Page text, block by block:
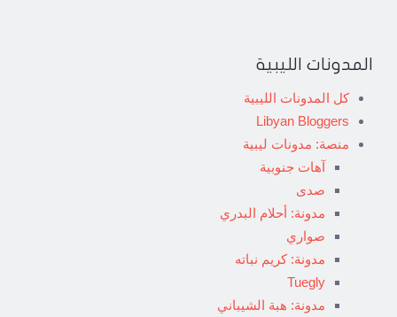
المدونات الليبية
كل المدونات الليبية
Libyan Bloggers
منصة: مدونات ليبية
آهات جنوبية
صدى
مدونة: أحلام البدري
صواري
مدونة: كريم نباته
Tuegly
مدونة: هبة الشيباني